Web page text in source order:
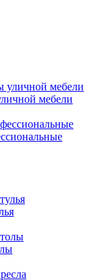
мебели